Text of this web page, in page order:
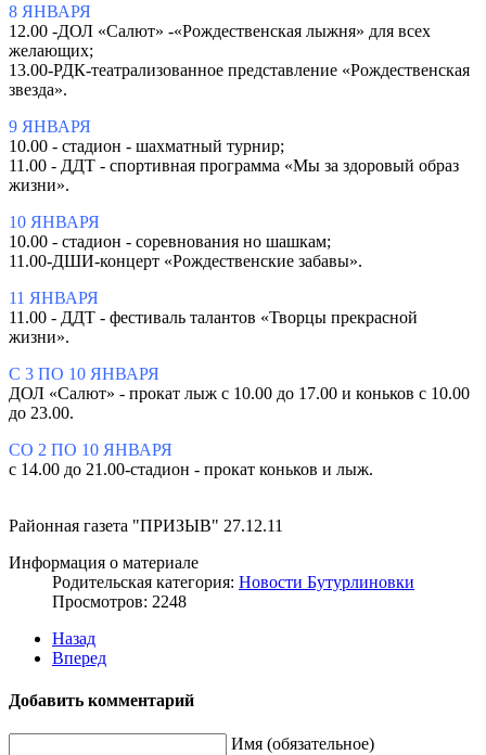
8 ЯНВАРЯ
12.00 -ДОЛ «Салют» -«Рождественская лыжня» для всех
желающих;
13.00-РДК-театрализованное представление «Рождественская
звезда».
9 ЯНВАРЯ
10.00 - стадион - шахматный турнир;
11.00 - ДДТ - спортивная программа «Мы за здоровый образ
жизни».
10 ЯНВАРЯ
10.00 - стадион - соревнования но шашкам;
11.00-ДШИ-концерт «Рождественские забавы».
11 ЯНВАРЯ
11.00 - ДДТ - фестиваль талантов «Творцы прекрасной
жизни».
С 3 ПО 10 ЯНВАРЯ
ДОЛ «Салют» - прокат лыж с 10.00 до 17.00 и коньков с 10.00
до 23.00.
СО 2 ПО 10 ЯНВАРЯ
с 14.00 до 21.00-стадион - прокат коньков и лыж.
Районная газета "ПРИЗЫВ" 27.12.11
Информация о материале
Родительская категория: Новости Бутурлиновки
Просмотров: 2248
Назад
Вперед
Добавить комментарий
Имя (обязательное)